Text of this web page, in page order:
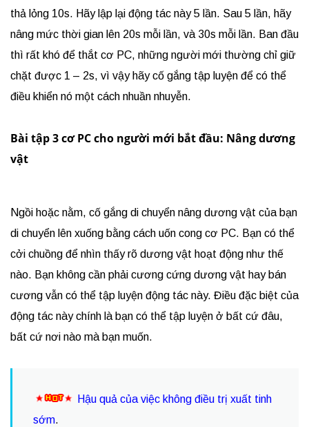
thả lỏng 10s. Hãy lập lại động tác này 5 lần. Sau 5 lần, hãy
nâng mức thời gian lên 20s mỗi lần, và 30s mỗi lần. Ban đầu
thì rất khó để thắt cơ PC, những người mới thường chỉ giữ
chặt được 1 – 2s, vì vậy hãy cố gắng tập luyện để có thể
điều khiển nó một cách nhuần nhuyễn.
Bài tập 3 cơ PC cho người mới bắt đầu: Nâng dương
vật
Ngồi hoặc nằm, cố gắng di chuyển nâng dương vật của bạn
di chuyển lên xuống bằng cách uốn cong cơ PC. Bạn có thể
cởi chuồng để nhìn thấy rõ dương vật hoạt động như thế
nào. Bạn không cần phải cương cứng dương vật hay bán
cương vẫn có thể tập luyện động tác này. Điều đặc biệt của
động tác này chính là bạn có thể tập luyện ở bất cứ đâu,
bất cứ nơi nào mà bạn muốn.
Hậu quả của việc không điều trị xuất tinh
sớm.